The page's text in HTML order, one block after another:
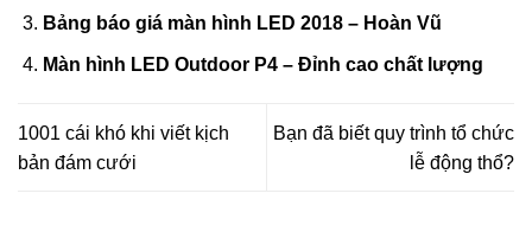
Bảng báo giá màn hình LED 2018 – Hoàn Vũ
Màn hình LED Outdoor P4 – Đỉnh cao chất lượng
1001 cái khó khi viết kịch
bản đám cưới
Bạn đã biết quy trình tổ chức
lễ động thổ?